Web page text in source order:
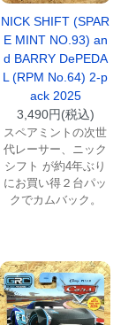
NICK SHIFT (SPAR
E MINT NO.93) an
d BARRY DePEDA
L (RPM No.64) 2-p
ack 2025
3,490円(税込)
スペアミントの次世
代レーサー、ニック
シフト が約4年ぶり
にお買い得２台パッ
クでカムバック。